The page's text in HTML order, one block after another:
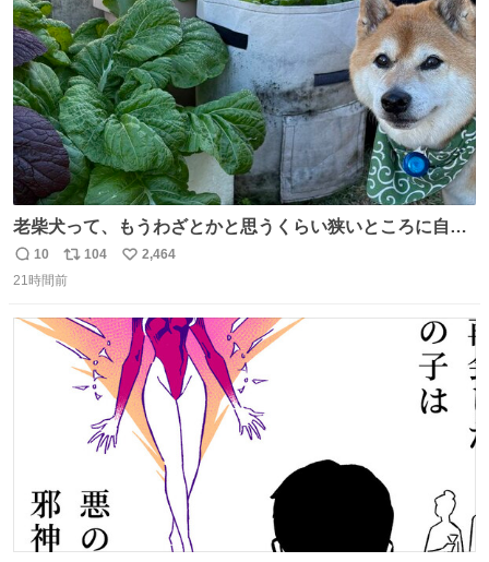
数
老柴犬って、もうわざとかと思うくらい狭いところに自ら
はまりにいくじゃないですか？ 今朝ガーデニングしてる飼
い主の間にはまってきて、最高に可愛かった♥️
返
信
10
リ
ポ
ト
数
104
い
数
2,464
21時間前